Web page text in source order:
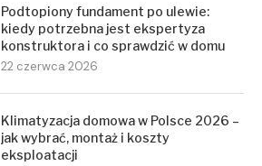
Podtopiony fundament po ulewie:
kiedy potrzebna jest ekspertyza
konstruktora i co sprawdzić w domu
22 czerwca 2026
Klimatyzacja domowa w Polsce 2026 –
jak wybrać, montaż i koszty
eksploatacji